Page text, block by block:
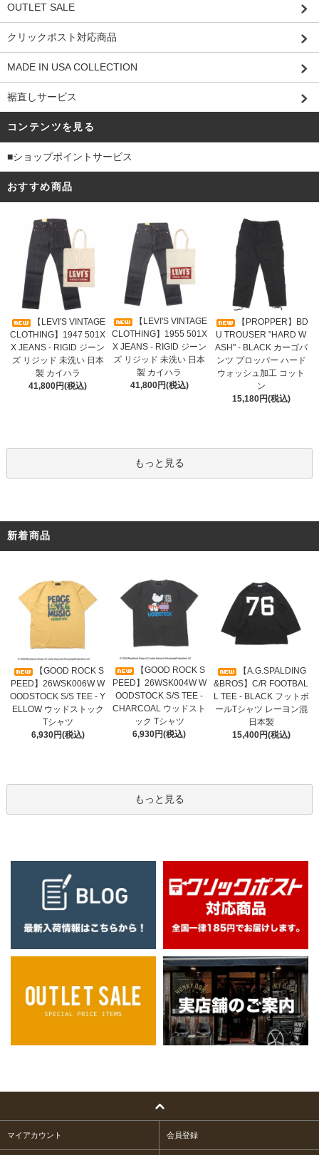
OUTLET SALE
クリックポスト対応商品
MADE IN USA COLLECTION
裾直しサービス
コンテンツを見る
■ショップポイントサービス
おすすめ商品
【LEVI'S VINTAGE
CLOTHING】1947 501X
X JEANS - RIGID ジーン
ズ リジッド 未洗い 日本
製 カイハラ
41,800円(税込)
【LEVI'S VINTAGE
CLOTHING】1955 501X
X JEANS - RIGID ジーン
ズ リジッド 未洗い 日本
製 カイハラ
41,800円(税込)
【PROPPER】BD
U TROUSER "HARD W
ASH" - BLACK カーゴパ
ンツ プロッパー ハード
ウォッシュ加工 コット
ン
15,180円(税込)
もっと見る
新着商品
【GOOD ROCK S
PEED】26WSK006W W
OODSTOCK S/S TEE - Y
ELLOW ウッドストック
Tシャツ
6,930円(税込)
【GOOD ROCK S
PEED】26WSK004W W
OODSTOCK S/S TEE -
CHARCOAL ウッドスト
ック Tシャツ
6,930円(税込)
【A.G.SPALDING
&BROS】C/R FOOTBAL
L TEE - BLACK フットボ
ールTシャツ レーヨン混
日本製
15,400円(税込)
もっと見る
マイアカウント 会員登録